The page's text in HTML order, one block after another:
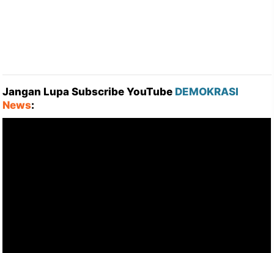
Jangan Lupa Subscribe YouTube DEMOKRASI
News: